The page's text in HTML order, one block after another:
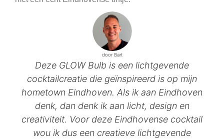
door Bart
Deze GLOW Bulb is een lichtgevende
cocktailcreatie die geïnspireerd is op mijn
hometown Eindhoven. Als ik aan Eindhoven
denk, dan denk ik aan licht, design en
creativiteit. Voor deze Eindhovense cocktail
wou ik dus een creatieve lichtgevende